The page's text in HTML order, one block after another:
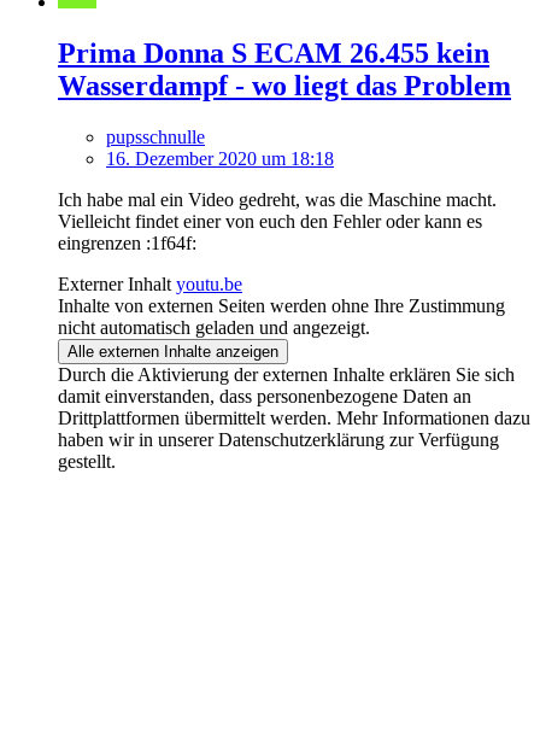
Prima Donna S ECAM 26.455 kein
Wasserdampf - wo liegt das Problem
pupsschnulle
16. Dezember 2020 um 18:18
Ich habe mal ein Video gedreht, was die Maschine macht.
Vielleicht findet einer von euch den Fehler oder kann es
eingrenzen :1f64f:
Externer Inhalt youtu.be
Inhalte von externen Seiten werden ohne Ihre Zustimmung
nicht automatisch geladen und angezeigt.
Alle externen Inhalte anzeigen
Durch die Aktivierung der externen Inhalte erklären Sie sich
damit einverstanden, dass personenbezogene Daten an
Drittplattformen übermittelt werden. Mehr Informationen dazu
haben wir in unserer Datenschutzerklärung zur Verfügung
gestellt.